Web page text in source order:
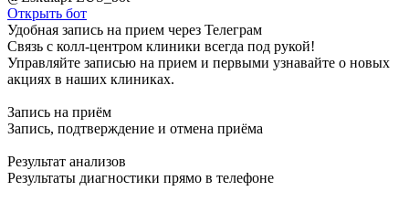
Открыть бот
Удобная запись на прием через Телеграм
Связь с колл-центром клиники всегда под рукой!
Управляйте записью на прием и первыми узнавайте о новых
акциях в наших клиниках.
Запись на приём
Запись, подтверждение и отмена приёма
Результат анализов
Результаты диагностики прямо в телефоне